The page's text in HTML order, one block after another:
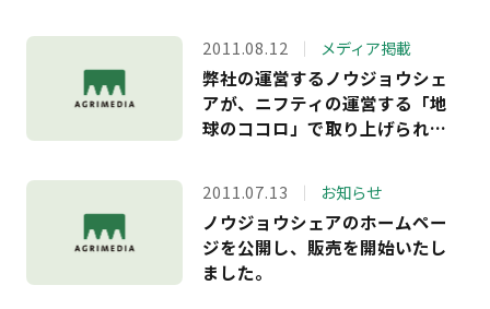
2011.08.12 メディア掲載
弊社の運営するノウジョウシェ
アが、ニフティの運営する「地
球のココロ」で取り上げられま
2011.07.13 お知らせ
ノウジョウシェアのホームペー
ジを公開し、販売を開始いたし
ました。